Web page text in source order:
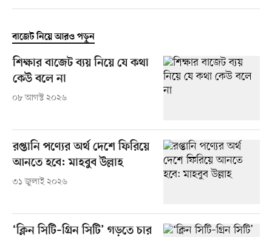
বাজেট নিয়ে আরও পড়ুন
শিক্ষার বাজেট ব্যয় নিয়ে যে কথা
কেউ বলে না
০৮ আগস্ট ২০২৬
রপ্তানি পণ্যের অর্থ দেশে ফিরিয়ে
আনতে হবে: মাহবুব উল্লাহ
৩১ জুলাই ২০২৬
‘ক্লিন সিটি–গ্রিন সিটি’ গড়তে চার